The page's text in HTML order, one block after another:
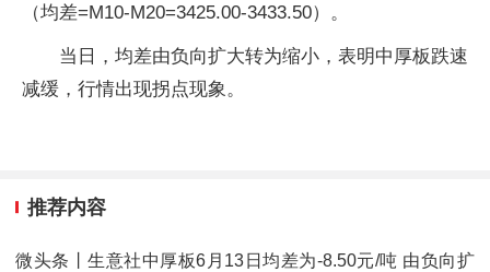
（均差=M10-M20=3425.00-3433.50）。
当日，均差由负向扩大转为缩小，表明中厚板跌速
减缓，行情出现拐点现象。
推荐内容
微头条丨生意社中厚板6月13日均差为-8.50元/吨 由负向扩